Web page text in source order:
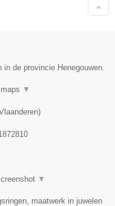
de provincie Henegouwen.
▼
)
▼
maatwerk in juwelen